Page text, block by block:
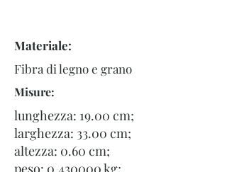
Materiale:
Fibra di legno e grano
Misure:
lunghezza: 19.00 cm;
larghezza: 33.00 cm;
altezza: 0.60 cm;
peso: 0.430000kg;